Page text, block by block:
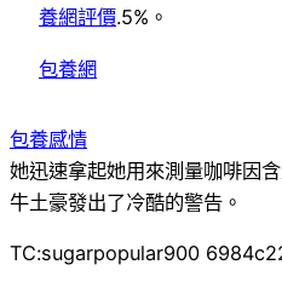
養網評價.5%。
包養網
包養感情
她迅速拿起她用來測量咖啡因
牛土豪發出了冷酷的警告。
TC:sugarpopular900